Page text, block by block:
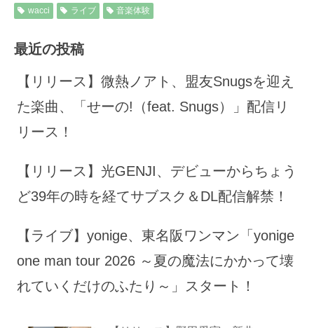
wacci ライブ 音楽体験
最近の投稿
【リリース】微熱ノアト、盟友Snugsを迎え
た楽曲、「せーの!（feat. Snugs）」配信リ
リース！
【リリース】光GENJI、デビューからちょう
ど39年の時を経てサブスク＆DL配信解禁！
【ライブ】yonige、東名阪ワンマン「yonige
one man tour 2026 ～夏の魔法にかかって壊
れていくだけのふたり～」スタート！